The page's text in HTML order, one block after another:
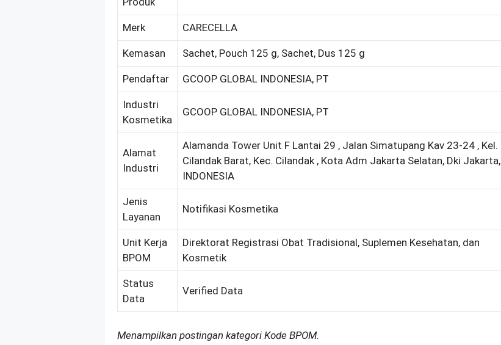
Merk CARECELLA
Kemasan Sachet, Pouch 125 g, Sachet, Dus 125 g
Pendaftar GCOOP GLOBAL INDONESIA, PT
Industri
Kosmetika
GCOOP GLOBAL INDONESIA, PT
Alamat
Industri
Alamanda Tower Unit F Lantai 29 , Jalan Simatupang Kav 23-24 , Kel.
Cilandak Barat, Kec. Cilandak , Kota Adm Jakarta Selatan, Dki Jakarta,
INDONESIA
Jenis
Layanan
Notifikasi Kosmetika
Unit Kerja
BPOM
Direktorat Registrasi Obat Tradisional, Suplemen Kesehatan, dan
Kosmetik
Status
Data
Verified Data
Menampilkan postingan kategori Kode BPOM.